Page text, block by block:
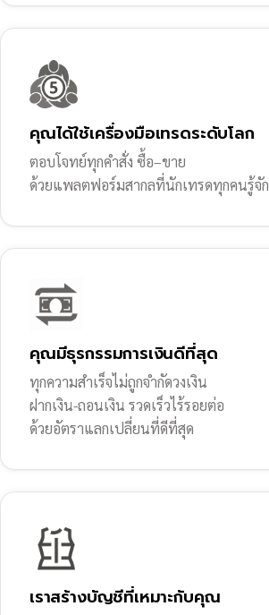
คุณได้ใช้เครื่องมือเทรดระดับโลก
ตอบโจทย์ทุกคำสั่ง ซื้อ–ขาย
ด้วยแพลตฟอร์มสากลที่นักเทรดทุกคนรู้จัก
คุณมีธุรกรรมการเงินดีที่สุด
ทุกความสำเร็จไม่ถูกจำกัดวงเงิน
ฝากเงิน-ถอนเงิน รวดเร็วไร้รอยต่อ
ด้วยอัตราแลกเปลี่ยนที่ดีที่สุด
เราสร้างบัญชีที่เหมาะกับคุณ